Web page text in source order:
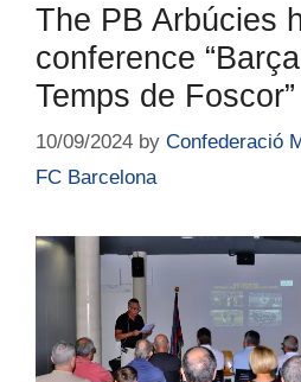
The PB Arbúcies
conference
Temps de Foscor”
10/09/2024 by Confederació
FC Barcelona